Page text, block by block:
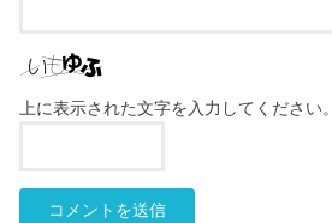
上に表示された文字を入力してください。